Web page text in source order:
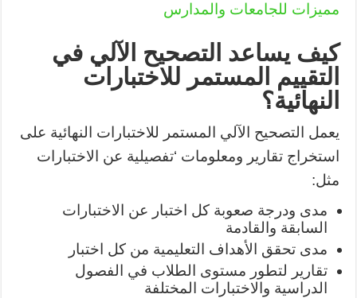
مميزات للجامعات والمدارس
كيف يساعد التصحيح الآلي في
التقييم المستمر للاختبارات
النهائية؟
يعمل التصحيح الآلي المستمر للاختبارات النهائية على
استخراج تقارير ومعلومات ‘تفصيلية عن الاختبارات
مثل:
مدى ودرجة صعوبة كل اختبار عن الاختبارات
السابقة والقادمة
مدى تحقق الأهداف التعليمية من كل اختبار
تقارير لتطور مستوى الطلاب في الفصول
الدراسية والاختبارات المختلفة